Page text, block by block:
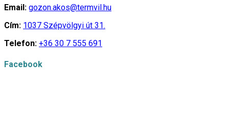
Email: gozon.akos@termvil.hu
Cím: 1037 Szépvölgyi út 31.
Telefon: +36 30 7 555 691
Facebook